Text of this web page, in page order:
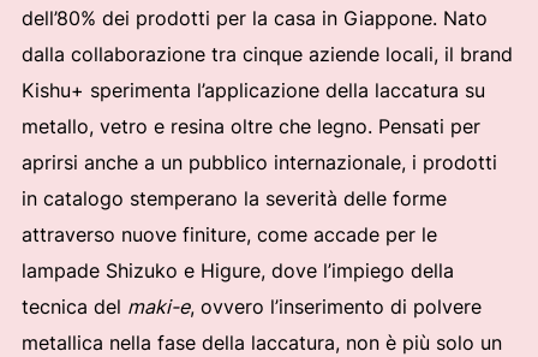
dell’80% dei prodotti per la casa in Giappone. Nato
dalla collaborazione tra cinque aziende locali, il brand
Kishu+ sperimenta l’applicazione della laccatura su
metallo, vetro e resina oltre che legno. Pensati per
aprirsi anche a un pubblico internazionale, i prodotti
in catalogo stemperano la severità delle forme
attraverso nuove finiture, come accade per le
lampade Shizuko e Higure, dove l’impiego della
tecnica del maki-e, ovvero l’inserimento di polvere
metallica nella fase della laccatura, non è più solo un